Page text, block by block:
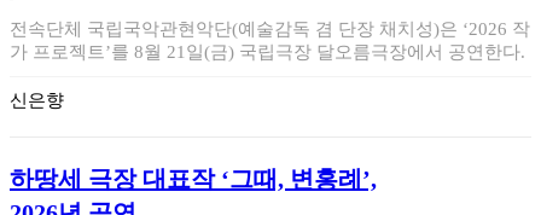
전속단체 국립국악관현악단(예술감독 겸 단장 채치성)은 ‘2026 작
가 프로젝트’를 8월 21일(금) 국립극장 달오름극장에서 공연한다.
신은향
하땅세 극장 대표작 ‘그때, 변홍례’,